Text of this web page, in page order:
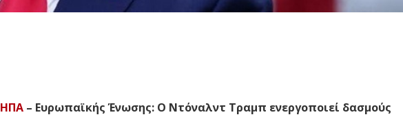
ΗΠΑ – Ευρωπαϊκής Ένωσης: Ο Ντόναλντ Τραμπ ενεργοποιεί δασμούς